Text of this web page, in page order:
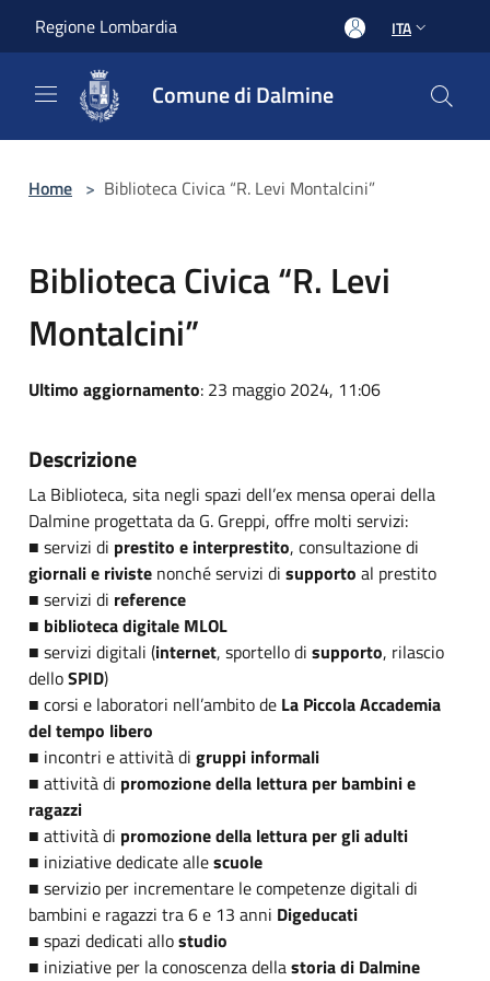
Regione Lombardia ITA
Comune di Dalmine
Home > Biblioteca Civica “R. Levi Montalcini”
Biblioteca Civica “R. Levi
Montalcini”
Ultimo aggiornamento: 23 maggio 2024, 11:06
Descrizione
La Biblioteca, sita negli spazi dell’ex mensa operai della
Dalmine progettata da G. Greppi, offre molti servizi:
■ servizi di prestito e interprestito, consultazione di
giornali e riviste nonché servizi di supporto al prestito
■ servizi di reference
■ biblioteca digitale MLOL
■ servizi digitali (internet, sportello di supporto, rilascio
delloSPID)
■ corsi e laboratori nell’ambito de La Piccola Accademia
del tempo libero
■ incontri e attività di gruppi informali
■ attività di promozione della lettura per bambini e
ragazzi
■ attività di promozione della lettura per gli adulti
■ iniziative dedicate allescuole
■ servizio per incrementare le competenze digitali di
bambini e ragazzi tra 6 e 13 anni Digeducati
■ spazi dedicati allostudio
■ iniziative per la conoscenza dellastoria di Dalmine